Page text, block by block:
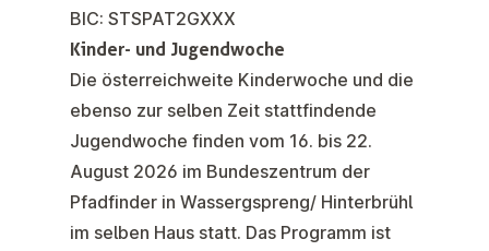
BIC: STSPAT2GXXX
Kinder- und Jugendwoche
Die österreichweite Kinderwoche und die
ebenso zur selben Zeit stattfindende
Jugendwoche finden vom 16. bis 22.
August 2026 im Bundeszentrum der
Pfadfinder in Wassergspreng/ Hinterbrühl
im selben Haus statt. Das Programm ist